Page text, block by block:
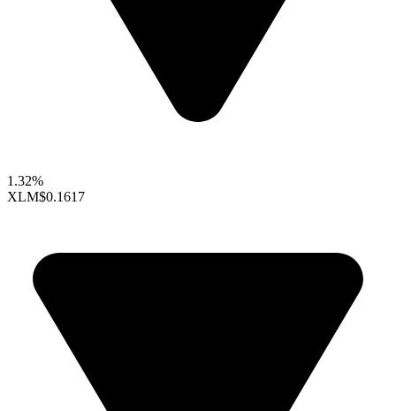
1.32%
XLM$0.1617